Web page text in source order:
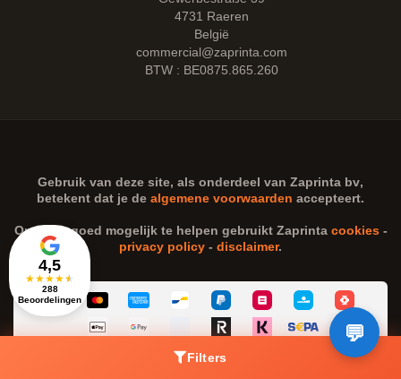
Filters
4,5
★★★★★
288
Beoordelingen
4731 Raeren
België
commercial@zaprinta.com
BTW : BE0875.865.260
Gebruik van deze site, als onderdeel van Zaprinta bv,
betekent dat je de algemene voorwaarden accepteert.
Om je zo goed mogelijk te helpen gebruikt Zaprinta cookies-
privacy policy - disclaimer.